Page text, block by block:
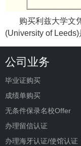
购买利兹大学文凭
(University of
公司业务
毕业证购买
成绩单购买
无条件保录名校Offer
办理留信认证
办理海牙认证/使馆认证